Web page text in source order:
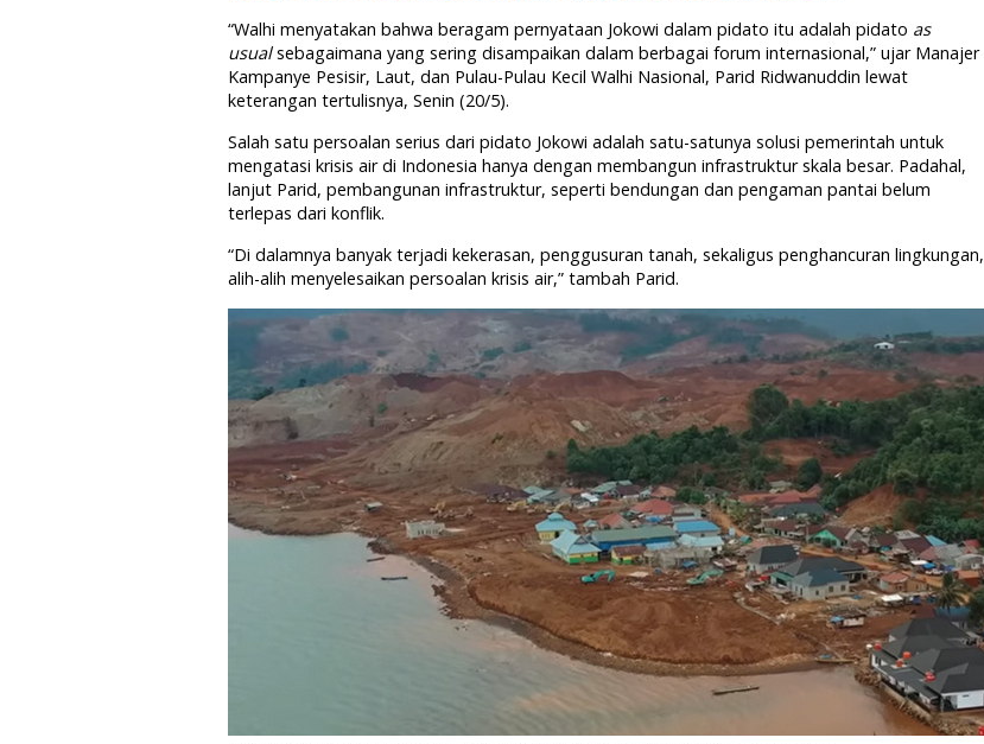
“Walhi menyatakan bahwa beragam pernyataan Jokowi dalam pidato itu adalah pidato as
usualsebagaimana yang sering disampaikan dalam berbagai forum internasional,” ujar Manajer
Kampanye Pesisir, Laut, dan Pulau-Pulau Kecil Walhi Nasional, Parid Ridwanuddin lewat
keterangan tertulisnya, Senin (20/5).
Salah satu persoalan serius dari pidato Jokowi adalah satu-satunya solusi pemerintah untuk
mengatasi krisis air di Indonesia hanya dengan membangun infrastruktur skala besar. Padahal,
lanjut Parid, pembangunan infrastruktur, seperti bendungan dan pengaman pantai belum
terlepas dari konflik.
“Di dalamnya banyak terjadi kekerasan, penggusuran tanah, sekaligus penghancuran lingkungan,
alih-alih menyelesaikan persoalan krisis air,” tambah Parid.